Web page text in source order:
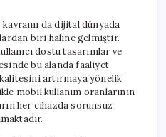
da dijital dünyada
biri haline gelmiştir.
dostu tasarımlar ve
bu alanda faaliyet
artırmaya yönelik
mobil kullanım oranlarının
her cihazda sorunsuz